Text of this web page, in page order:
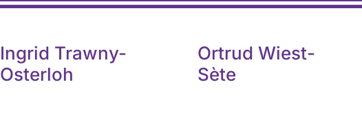
Ingrid Trawny-
Osterloh
Ortrud Wiest-
Sète